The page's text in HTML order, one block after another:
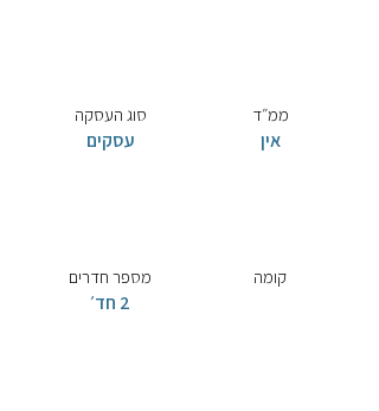
ממ״ד סוג העסקה
אין עסקים
מספר חדרים קומה
2 חד׳